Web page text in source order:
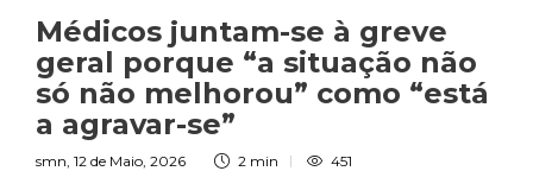
Médicos juntam-se à greve
geral porque “a situação não
só não melhorou” como “está
a agravar-se”
smn 12 de Maio, 2026 2 min 451